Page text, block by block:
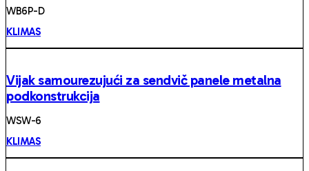
WB6P-D
KLIMAS
Vijak samourezujući za sendvič panele metalna
podkonstrukcija
WSW-6
KLIMAS